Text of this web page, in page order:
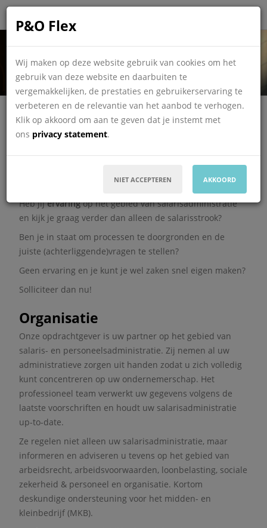
Ervaren medewerker
Salarisadministratie/
Payroll 24 tot 40 uur
Administratief Personeelsfunctionaris
Full Time
Vast / Tijdelijk
Sittard
Heb jijervaringop het gebied van salarisadministratie
en kijk je graag verder dan alleen de salarisstrook?
Ben je in staat om processen te doorgronden en de
juiste (achterliggende)vragen te stellen?
Geen ervaring en je kunt je wel zaken snel eigen maken?
Solliciteer dan nu!
Organisatie
Onze opdrachtgever is uw partner op het gebied van
salaris- en personeelsadministratie. Zij nemen al uw
administratieve zorgen uit handen zodat u zich volledig
kunt concentreren op uw ondernemerschap. Het
professioneel team verwerkt uw gegevens volgens de
laatste voorschriften en houdt uw salarisadministratie
up-to-date.
Ze regelen niet alleen uw salarisadministratie, maar
informeren en adviseren u tevens op het gebied van
arbeidsrecht, arbeidsvoorwaarden, loonbelasting, sociale
zekerheid & personeel en organisatie. Kortom
deskundige ondersteuning voor het midden- en
kleinbedrijf (MKB).
P&O Flex
Wij maken op deze website gebruik van cookies om het
gebruik van deze website en daarbuiten te
vergemakkelijken, de prestaties en gebruikerservaring te
verbeteren en de relevantie van het aanbod te verhogen.
Klik op akkoord om aan te geven dat je instemt met
ons privacy statement.
NIET ACCEPTEREN AKKOORD